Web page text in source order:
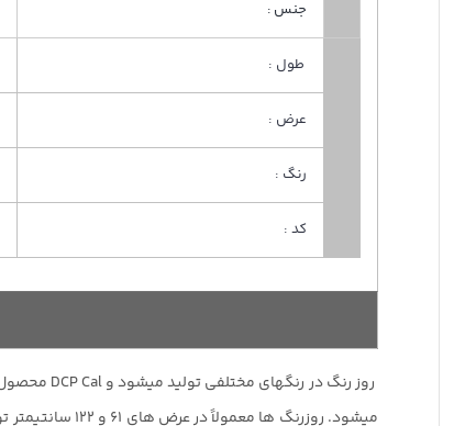
جنس :
طول :
عرض :
رنگ :
کد :